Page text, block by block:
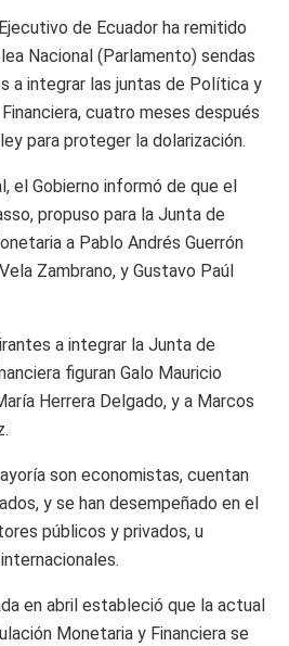
de Ecuador ha remitido
Nacional (Parlamento) sendas
a integrar las juntas de Política y
cuatro meses después
para proteger la dolarización.
el Gobierno informó de que el
propuso para la Junta de
a Pablo Andrés Guerrón
Zambrano, y Gustavo Paúl
a integrar la Junta de
figuran Galo Mauricio
Herrera Delgado, y a Marcos
son economistas, cuentan
y se han desempeñado en el
públicos y privados, u
en abril estableció que la actual
Monetaria y Financiera se